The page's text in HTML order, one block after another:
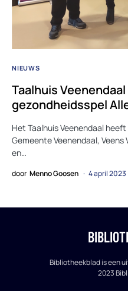
NIEUWS
Taalhuis
gezondheidsspel
Het Taalhuis Veenendaal
Gemeente Veenendaal,
en…
door Menno Goosen 4 april 2023
Bibliotheekblad is een
2023